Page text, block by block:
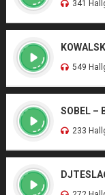
341
549
SOBEL –
233